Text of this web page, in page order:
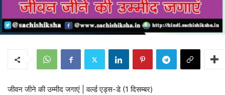
जीवन जीने की उम्मीद जगाएं | वर्ल्ड एड्स-डे (1 दिसम्बर)